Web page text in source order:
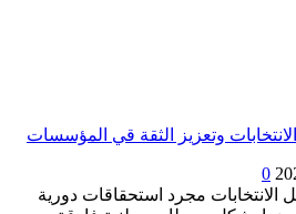
وتعزيز الثقة قي المؤسسات
0
الانتخابات مجرد استحقاقات دورية